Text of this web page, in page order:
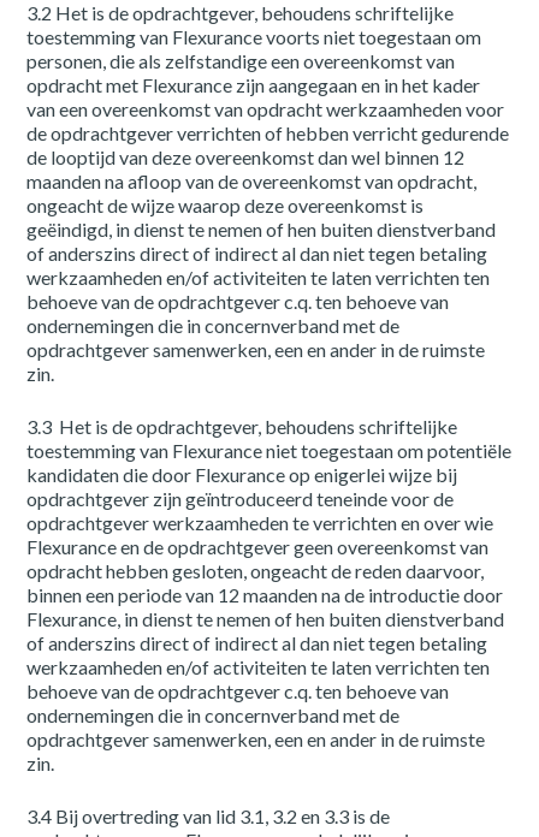
3.2 Het is de opdrachtgever, behoudens schriftelijke
toestemming van Flexurance voorts niet toegestaan om
personen, die als zelfstandige een overeenkomst van
opdracht met Flexurance zijn aangegaan en in het kader
van een overeenkomst van opdracht werkzaamheden voor
de opdrachtgever verrichten of hebben verricht gedurende
de looptijd van deze overeenkomst dan wel binnen 12
maanden na afloop van de overeenkomst van opdracht,
ongeacht de wijze waarop deze overeenkomst is
geëindigd, in dienst te nemen of hen buiten dienstverband
of anderszins direct of indirect al dan niet tegen betaling
werkzaamheden en/of activiteiten te laten verrichten ten
behoeve van de opdrachtgever c.q. ten behoeve van
ondernemingen die in concernverband met de
opdrachtgever samenwerken, een en ander in de ruimste
zin.
3.3 Het is de opdrachtgever, behoudens schriftelijke
toestemming van Flexurance niet toegestaan om potentiële
kandidaten die door Flexurance op enigerlei wijze bij
opdrachtgever zijn geïntroduceerd teneinde voor de
opdrachtgever werkzaamheden te verrichten en over wie
Flexurance en de opdrachtgever geen overeenkomst van
opdracht hebben gesloten, ongeacht de reden daarvoor,
binnen een periode van 12 maanden na de introductie door
Flexurance, in dienst te nemen of hen buiten dienstverband
of anderszins direct of indirect al dan niet tegen betaling
werkzaamheden en/of activiteiten te laten verrichten ten
behoeve van de opdrachtgever c.q. ten behoeve van
ondernemingen die in concernverband met de
opdrachtgever samenwerken, een en ander in de ruimste
zin.
3.4 Bij overtreding van lid 3.1, 3.2 en 3.3 is de